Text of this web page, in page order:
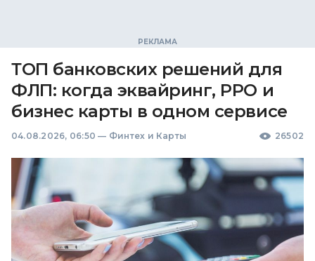
ТОП банковских решений для
ФЛП: когда эквайринг, РРО и
бизнес карты в одном сервисе
04.08.2026, 06:50 — Финтех и Карты 26502